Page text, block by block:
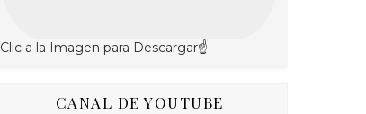
Clic a la Imagen para Descargar☝
CANAL DE YOUTUBE